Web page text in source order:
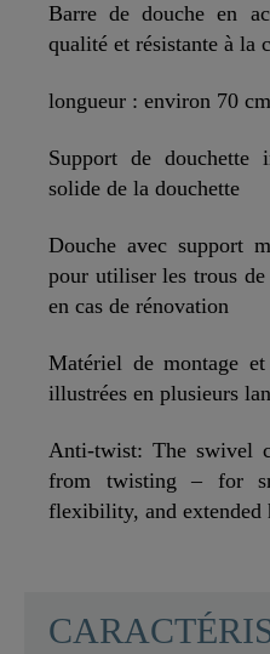
Barre de douche en
qualité et résistante à la
longueur : environ 70 cm
Support de
solide de la douchette
Douche avec support
pour utiliser les trous
en cas de rénovation
Matériel de montage
illustrées en plusieurs
Anti-twist: The swivel
from twisting – for
flexibility, and extended